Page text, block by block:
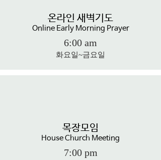
온라인 새벽기도
Online Early Morning Prayer
6:00 am
​화요일~금요일
목장모임
House Church Meeting
7:00 pm